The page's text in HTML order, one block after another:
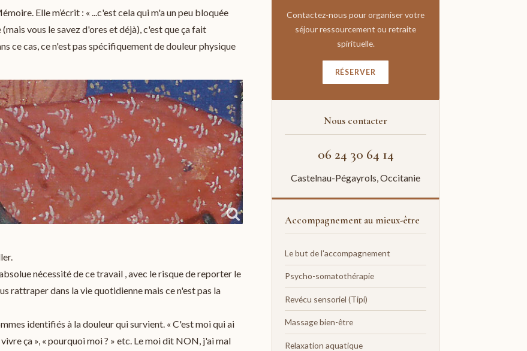
Elle m’écrit : « ...c'est cela qui m'a un peu bloquée
vous le savez d'ores et déjà), c'est que ça fait
ce cas, ce n'est pas spécifiquement de douleur physique
nécessité de ce travail , avec le risque de reporter le
rattraper dans la vie quotidienne mais ce n'est pas la
identifiés à la douleur qui survient. « C'est moi qui ai
ça », « pourquoi moi ? » etc. Le moi dit NON, j'ai mal
Contactez-nous pour organiser votre
séjour ressourcement ou retraite
spirituelle.
RÉSERVER
Nous contacter
06 24 30 64 14
Castelnau-Pégayrols, Occitanie
Accompagnement au mieux-être
Le but de l'accompagnement
Psycho-somatothérapie
Revécu sensoriel (Tipi)
Massage bien-être
Relaxation aquatique